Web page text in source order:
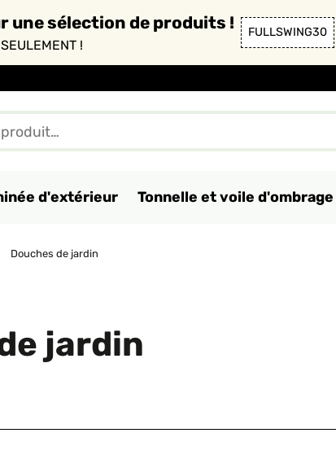
une sélection de produits !
!
FULLSWING30
d'extérieur Tonnelle et voile d'ombrage
Douches de jardin
jardin